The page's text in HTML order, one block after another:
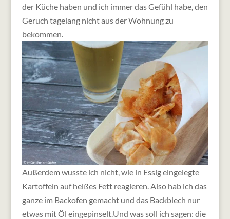
der Küche haben und ich immer das Gefühl habe, den
Geruch tagelang nicht aus der Wohnung zu
bekommen.
Außerdem wusste ich nicht, wie in Essig eingelegte
Kartoffeln auf heißes Fett reagieren. Also hab ich das
ganze im Backofen gemacht und das Backblech nur
etwas mit Öl eingepinselt.Und was soll ich sagen: die